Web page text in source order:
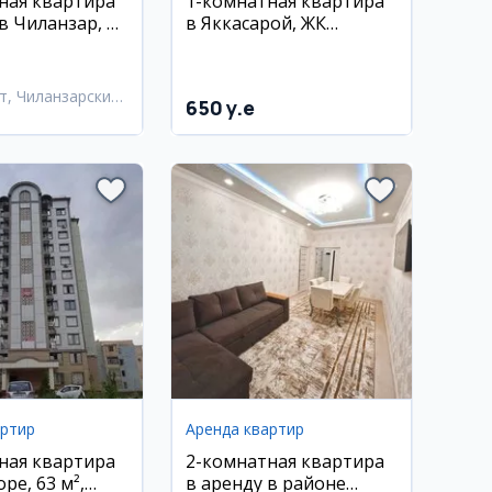
Чиланзар, 56
Чиланзарский
в Яккасарой, ЖК
650 y.e
квартира
63 м²,
Аренда квартир
2-комнатная квартира
в аренду в районе